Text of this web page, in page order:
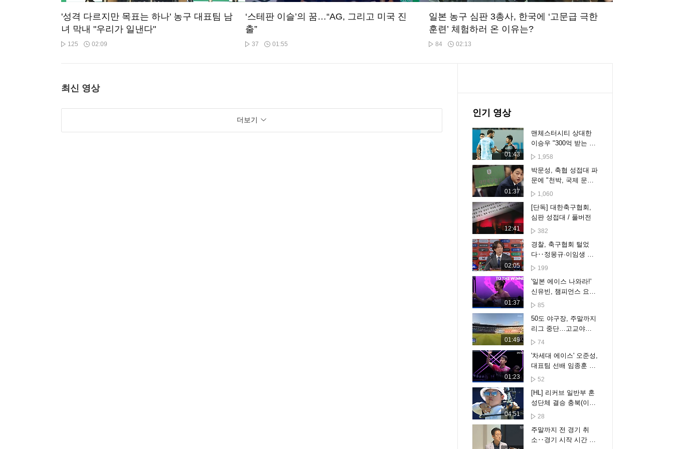
'성격 다르지만 목표는 하나' 농구 대표팀 남
녀 막내 "우리가 일낸다"
125 02:09
‘스테판 이슬’의 꿈…“AG, 그리고 미국 진
출”
37 01:55
일본 농구 심판 3총사, 한국에 ‘고문급 극한
훈련’ 체험하러 온 이유는?
84 02:13
최신 영상
더보기
인기 영상
01:43
맨체스터시티 상대한
이승우 "300억 받는 선
수랑 같겠어요?"
1,958
01:37
박문성, 축협 성접대 파
문에 "천박, 국제 문제
비화될 수도"
1,060
12:41
[단독] 대한축구협회,
심판 성접대 / 풀버전
382
02:05
경찰, 축구협회 털었
다‥정몽규·이임생 압
색 대상
199
01:37
'일본 에이스 나와라!'
신유빈, 챔피언스 요코
하마 8강 진출 [스포타
85
01:49
50도 야구장, 주말까지
리그 중단…고교야구·
골프도 곤혹
74
01:23
'차세대 에이스' 오준성,
대표팀 선배 임종훈 꺾
고 8강 진출 [스포타임
52
04:51
[HL] 리커브 일반부 혼
성단체 결승 충북(이한
샘, 박수빈) vs 광주(이
28
주말까지 전 경기 취
소‥경기 시작 시간 7